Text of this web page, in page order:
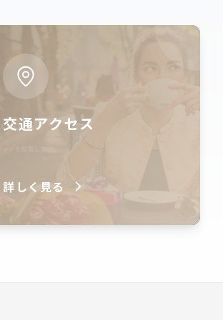
交通アクセス
詳しく見る